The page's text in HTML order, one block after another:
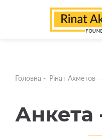
Головна - Рінат Ахметов
Анкета